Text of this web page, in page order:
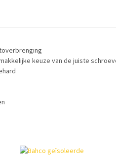
keuze van de juiste